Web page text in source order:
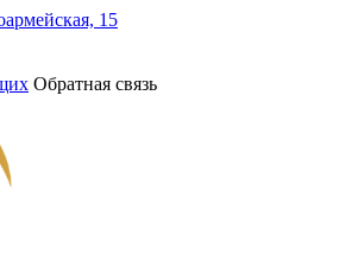
15
Обратная связь